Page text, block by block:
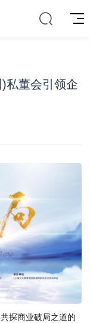
私董会引领企
探商业破局之道的